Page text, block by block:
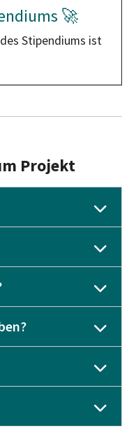
🚀
Stipendiums ist
Projekt